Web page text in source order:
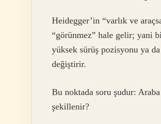
Heidegger’in “varlık ve
“görünmez” hale gelir; yani
yüksek sürüş pozisyonu ya
değiştirir.
Bu noktada soru şudur:
şekillenir?